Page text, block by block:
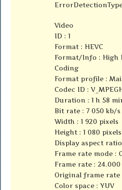
Video
ID : 1
Format : HEVC
Format/Info : High
Coding
Format profile :
Codec ID :
Duration : 1 h 58
Bit rate : 7 050 kb/s
Width : 1 920 pixels
Height : 1 080 pixels
Display aspect ratio
Frame rate mode :
Frame rate : 24.000
Original frame rate
Color space : YUV